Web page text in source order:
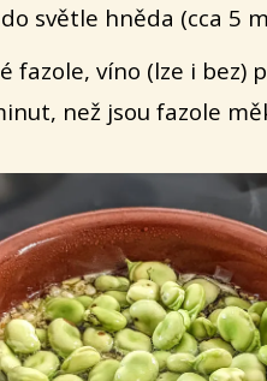
světle hněda (cca 5
fazole, víno (lze i bez)
než jsou fazole